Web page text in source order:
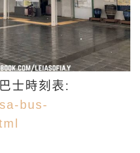
士時刻表:
bus-